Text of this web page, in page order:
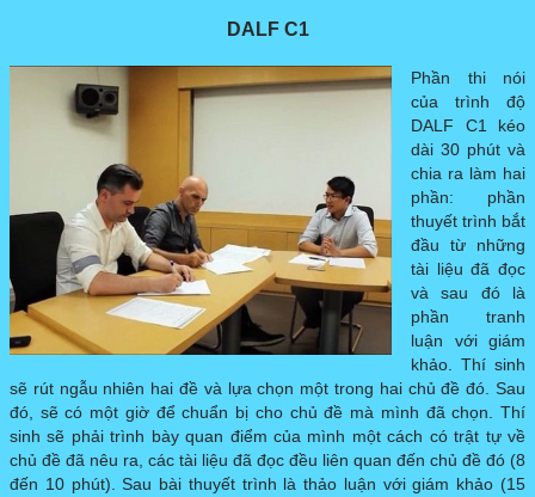
DELF JUNIOR / SCOLAIRE▼
DELF PRO▼
DILF
ĐỀ THI MẪU▼
DALF C1
​Phần thi nói
của trình độ
DALF C1 kéo
dài 30 phút và
chia ra làm hai
phần: phần
thuyết trình bắt
đầu từ những
tài liệu đã đọc
và sau đó là
phần tranh
luận với giám
khảo. Thí sinh
sẽ rút ngẫu nhiên hai đề và lựa chọn một trong hai chủ đề đó. Sau
đó, sẽ có một giờ để chuẩn bị cho chủ đề mà mình đã chọn. Thí
sinh sẽ phải trình bày quan điểm của mình một cách có trật tự về
chủ đề đã nêu ra, các tài liệu đã đọc đều liên quan đến chủ đề đó (8
đến 10 phút). Sau bài thuyết trình là thảo luận với giám khảo (15